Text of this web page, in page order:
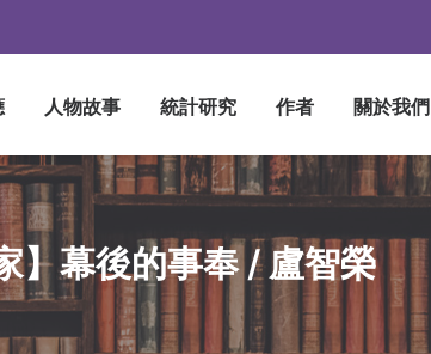
人物故事 統計研究 作者 關於我們
】幕後的事奉 / 盧智榮